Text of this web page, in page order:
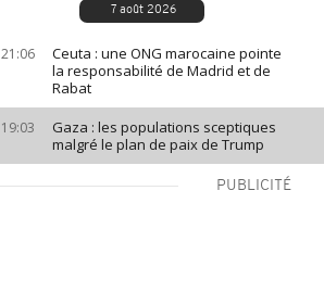
7 août 2026
21:06
Ceuta : une ONG marocaine pointe
la responsabilité de Madrid et de
Rabat
19:03
Gaza : les populations sceptiques
malgré le plan de paix de Trump
PUBLICITÉ